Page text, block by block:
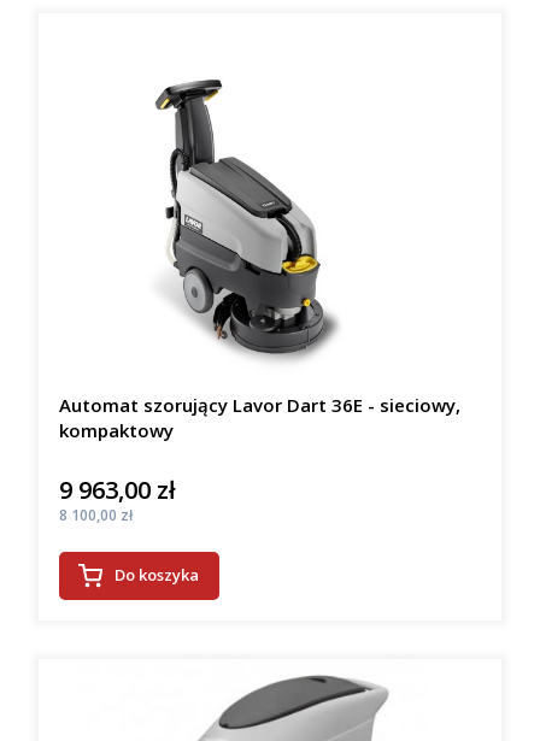
Automat szorujący Lavor Dart 36E - sieciowy,
kompaktowy
Cena
9 963,00 zł
Cena
8 100,00 zł
Do koszyka